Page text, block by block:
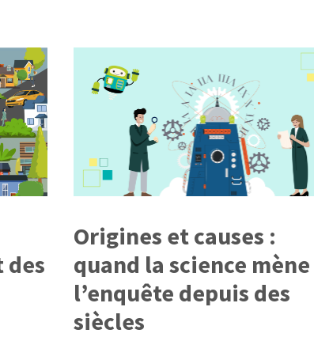
des
Origines et causes :
quand la science mène
l’enquête depuis des
siècles